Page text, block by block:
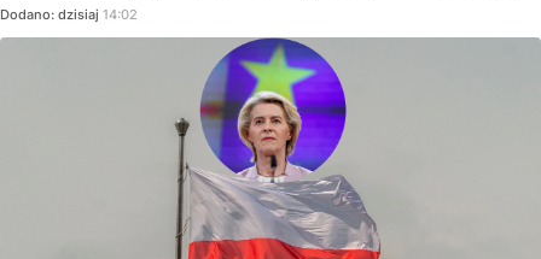
Dodano: dzisiaj 14:02